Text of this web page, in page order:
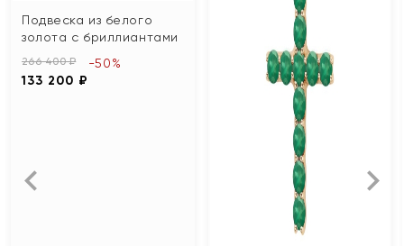
Подвеска из белого
золота с бриллиантами
266 400 ₽
133 200 ₽
-50%